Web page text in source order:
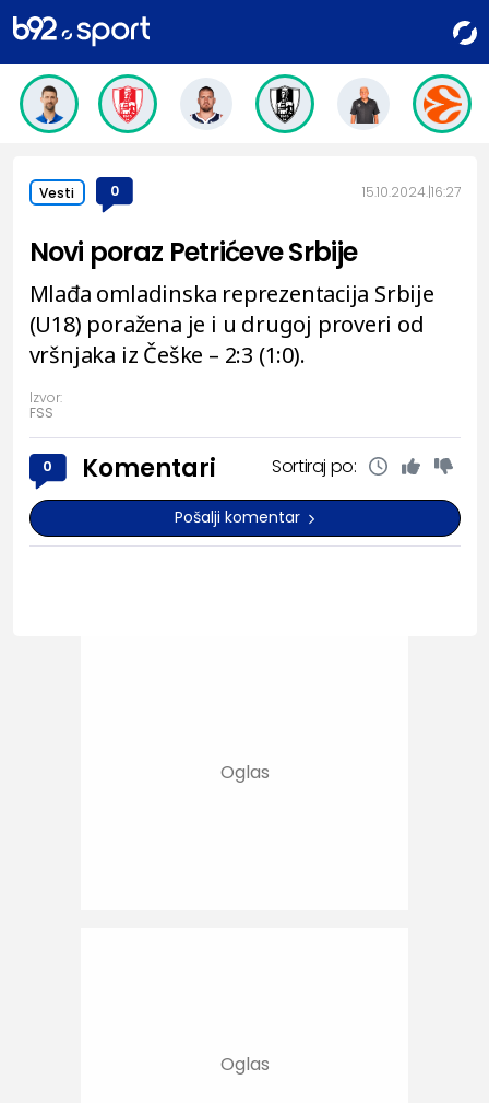
Vesti 0 15.10.2024. 16:27
Novi poraz Petrićeve Srbije
Mlađa omladinska reprezentacija Srbije
(U18) poražena je i u drugoj proveri od
vršnjaka iz Češke – 2:3 (1:0).
Izvor:
FSS
0 Komentari Sortiraj po:
Pošalji komentar